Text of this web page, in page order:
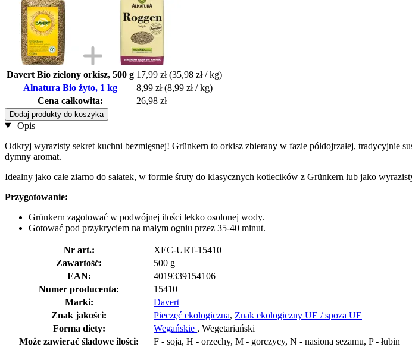
Davert Bio zielony orkisz, 500 g 17,99 zł (35,98 zł / kg)
Alnatura Bio żyto, 1 kg
8,99 zł (8,99 zł / kg)
Cena całkowita:
26,98 zł
Dodaj produkty do koszyka
Opis
Odkryj wyrazisty sekret kuchni bezmięsnej! Grünkern to orkisz zbierany w fazie półdojrzałej, tradycyjnie
dymny aromat.
Idealny jako całe ziarno do sałatek, w formie śruty do klasycznych kotlecików z Grünkern lub jako
Przygotowanie:
Grünkern zagotować w podwójnej ilości lekko osolonej wody.
Gotować pod przykryciem na małym ogniu przez 35-40 minut.
Nr art.:
XEC-URT-15410
Zawartość:
500 g
EAN:
4019339154106
Numer producenta:
15410
Marki:
Davert
Znak jakości:
Pieczęć ekologiczna, Znak ekologiczny UE / spoza UE
Forma diety:
Wegańskie , Wegetariański
Może zawierać śladowe ilości:
F - soja, H - orzechy, M - gorczycy, N - nasiona sezamu, P - łubin